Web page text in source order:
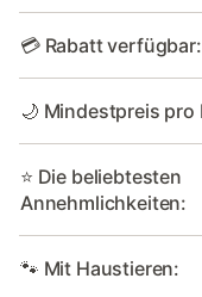
💳 Rabatt verfügbar:
🌙 Mindestpreis pro
⭐ Die beliebtesten
Annehmlichkeiten:
🐾 Mit Haustieren: